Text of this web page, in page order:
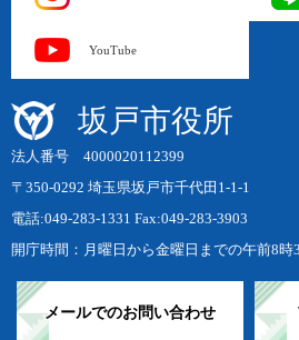
YouTube
坂戸市役所
法人番号 4000020112399
〒350-0292 埼玉県坂戸市千代田1-1-1
電話:049-283-1331 Fax:049-283-3903
開庁時間：月曜日から金曜日までの午前8
メールでのお問い合わせ